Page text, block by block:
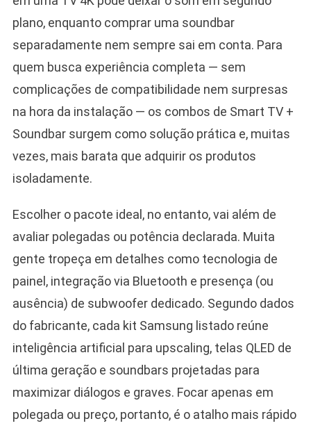
plano, enquanto comprar uma soundbar
separadamente nem sempre sai em conta. Para
quem busca experiência completa — sem
complicações de compatibilidade nem surpresas
na hora da instalação — os combos de Smart TV +
Soundbar surgem como solução prática e, muitas
vezes, mais barata que adquirir os produtos
isoladamente.
Escolher o pacote ideal, no entanto, vai além de
avaliar polegadas ou potência declarada. Muita
gente tropeça em detalhes como tecnologia de
painel, integração via Bluetooth e presença (ou
ausência) de subwoofer dedicado. Segundo dados
do fabricante, cada kit Samsung listado reúne
inteligência artificial para upscaling, telas QLED de
última geração e soundbars projetadas para
maximizar diálogos e graves. Focar apenas em
polegada ou preço, portanto, é o atalho mais rápido